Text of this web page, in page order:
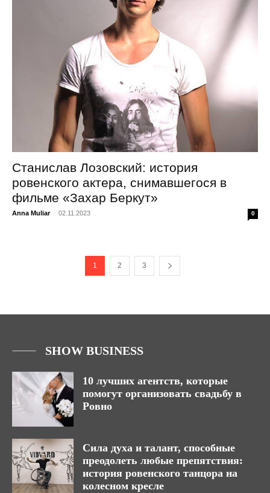
Станислав Лозовский: история
ровенского актера, снимавшегося в
фильме «Захар Беркут»
Anna Muliar - 02.11.2023 0
1 2 3
SHOW BUSINESS
10 лучших агентств, которые
помогут организовать свадьбу в
Ровно
Сила духа и талант, способные
преодолеть любые препятствия:
история ровенского танцора на
колесном кресле